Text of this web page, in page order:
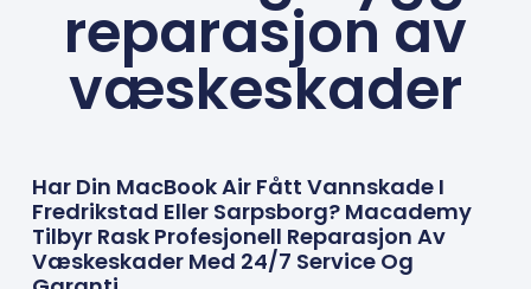
reparasjon av
væskeskader
Har Din MacBook Air Fått Vannskade I
Fredrikstad Eller Sarpsborg? Macademy
Tilbyr Rask Profesjonell Reparasjon Av
Væskeskader Med 24/7 Service Og